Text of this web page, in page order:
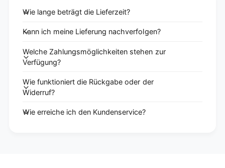
Wie lange beträgt die Lieferzeit?
Kann ich meine Lieferung nachverfolgen?
Welche Zahlungsmöglichkeiten stehen zur
Verfügung?
Wie funktioniert die Rückgabe oder der
Widerruf?
Wie erreiche ich den Kundenservice?